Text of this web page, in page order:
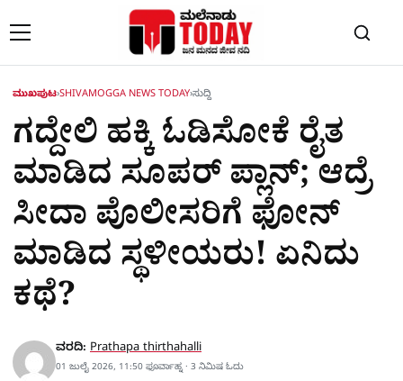
ಮುಖಪುಟ›SHIVAMOGGA NEWS TODAY›ಸುದ್ದಿ
ಗದ್ದೇಲಿ ಹಕ್ಕಿ ಓಡಿಸೋಕೆ ರೈತ
ಮಾಡಿದ ಸೂಪರ್ ಪ್ಲಾನ್; ಆದ್ರೆ
ಸೀದಾ ಪೊಲೀಸರಿಗೆ ಫೋನ್
ಮಾಡಿದ ಸ್ಥಳೀಯರು! ಏನಿದು
ಕಥೆ?
ವರದಿ: Prathapa thirthahalli
01 ಜುಲೈ 2026, 11:50 ಫೂರ್ವಾಹ್ನ · 3 ನಿಮಿಷ ಓದು